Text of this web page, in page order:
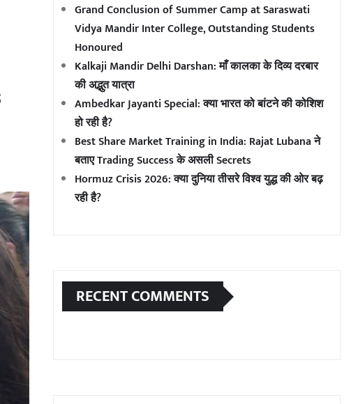
Grand Conclusion of Summer Camp at Saraswati
Vidya Mandir Inter College, Outstanding Students
Honoured
Kalkaji Mandir Delhi Darshan: माँ कालका के दिव्य दरबार
की अद्भुत यात्रा
Ambedkar Jayanti Special: क्या भारत को बांटने की कोशिश
हो रही है?
Best Share Market Training in India: Rajat Lubana ने
बताए Trading Success के असली Secrets
Hormuz Crisis 2026: क्या दुनिया तीसरे विश्व युद्ध की ओर बढ़
रही है?
RECENT COMMENTS